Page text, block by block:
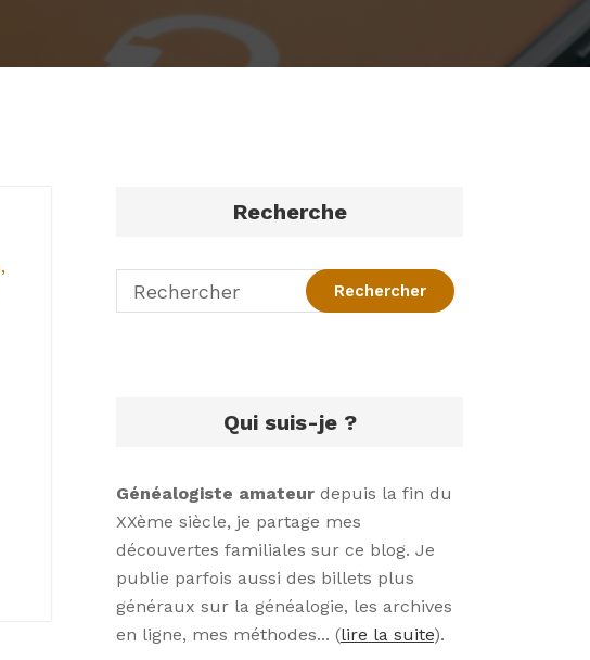
Recherche
Qui suis-je ?
Généalogiste amateur depuis la fin du
XXème siècle, je partage mes
découvertes familiales sur ce blog. Je
publie parfois aussi des billets plus
généraux sur la généalogie, les archives
en ligne, mes méthodes... (lire la suite).